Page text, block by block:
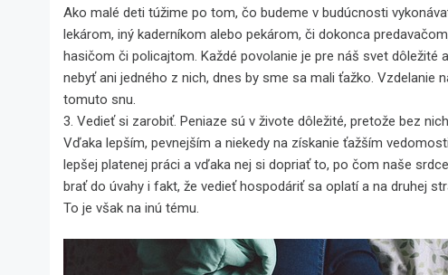
Ako malé deti túžime po tom, čo budeme v budúcnosti
lekárom, iný kaderníkom alebo pekárom, či dokonca
hasičom či policajtom. Každé povolanie je pre náš svet dôležité
nebyť ani jedného z nich, dnes by sme sa mali ťažko. Vzdelanie
tomuto snu.
3. Vedieť si zarobiť. Peniaze sú v živote dôležité, pretože bez
Vďaka lepším, pevnejším a niekedy na získanie ťažším
lepšej platenej práci a vďaka nej si dopriať to, po čom naše
brať do úvahy i fakt, že vedieť hospodáriť sa oplatí a na druhej
To je však na inú tému.